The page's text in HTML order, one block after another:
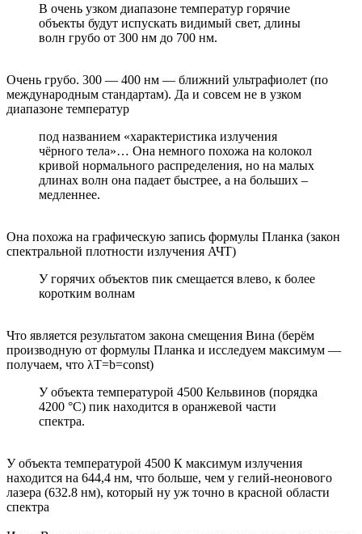
В очень узком диапазоне температур горячие
объекты будут испускать видимый свет, длины
волн грубо от 300 нм до 700 нм.
Очень грубо. 300 — 400 нм — ближний ультрафиолет (по
международным стандартам). Да и совсем не в узком
диапазоне температур
под названием «характеристика излучения
чёрного тела»… Она немного похожа на колокол
кривой нормального распределения, но на малых
длинах волн она падает быстрее, а на больших –
медленнее.
Она похожа на графическую запись формулы Планка (закон
спектральной плотности излучения АЧТ)
У горячих объектов пик смещается влево, к более
коротким волнам
Что является результатом закона смещения Вина (берём
производную от формулы Планка и исследуем максимум —
получаем, что λT=b=const)
У объекта температурой 4500 Кельвинов (порядка
4200 °C) пик находится в оранжевой части
спектра.
У объекта температурой 4500 К максимум излучения
находится на 644,4 нм, что больше, чем у гелий-неонового
лазера (632.8 нм), который ну уж точно в красной области
спектра